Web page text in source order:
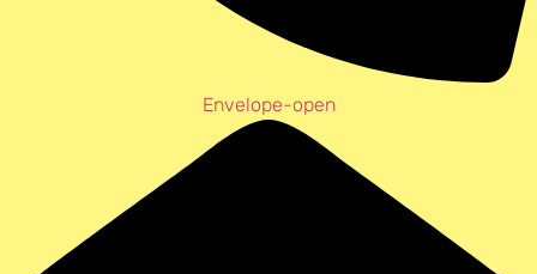
Envelope-open